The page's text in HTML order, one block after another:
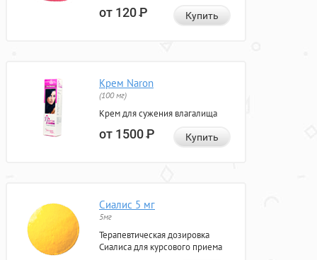
от 120Р Купить
Крем Naron
(100 мг)
Крем для сужения влагалища
от 1500Р Купить
Сиалис 5 мг
5мг
Терапевтическая дозировка
Сиалиса для курсового приема